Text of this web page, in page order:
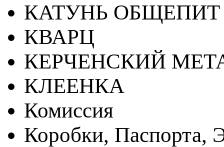
КАТУНЬ ОБЩЕПИТ
КВАРЦ
КЕРЧЕНСКИЙ
КЛЕЕНКА
Комиссия
Коробки, Паспорта,